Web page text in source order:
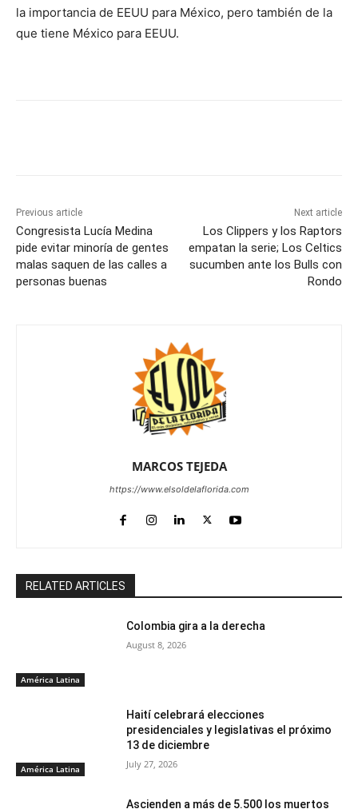
la importancia de EEUU para México, pero también de la
que tiene México para EEUU.
Previous article
Congresista Lucía Medina
pide evitar minoría de gentes
malas saquen de las calles a
personas buenas
Next article
Los Clippers y los Raptors
empatan la serie; Los Celtics
sucumben ante los Bulls con
Rondo
MARCOS TEJEDA
https://www.elsoldelaflorida.com
RELATED ARTICLES
América Latina
Colombia gira a la derecha
August 8, 2026
América Latina
Haití celebrará elecciones
presidenciales y legislativas el próximo
13 de diciembre
July 27, 2026
Ascienden a más de 5.500 los muertos